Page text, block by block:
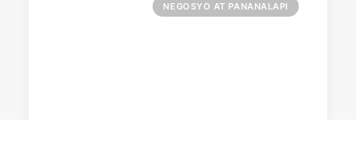
NEGOSYO AT PANANALAPI